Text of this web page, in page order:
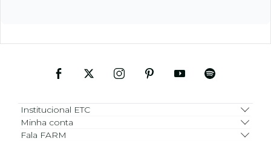
Institucional ETC
Minha conta
Fala FARM